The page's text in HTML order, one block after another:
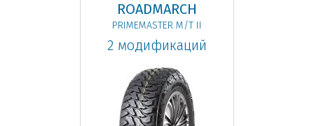
ROADMARCH
PRIMEMASTER M/T II
2 модификаций